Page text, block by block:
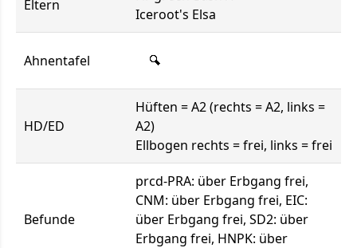
Eltern
Iceroot's Elsa
Ahnentafel
HD/ED
Hüften = A2 (rechts = A2, links =
A2)
Ellbogen rechts = frei, links = frei
Befunde
prcd-PRA: über Erbgang frei,
CNM: über Erbgang frei, EIC:
über Erbgang frei, SD2: über
Erbgang frei, HNPK: über